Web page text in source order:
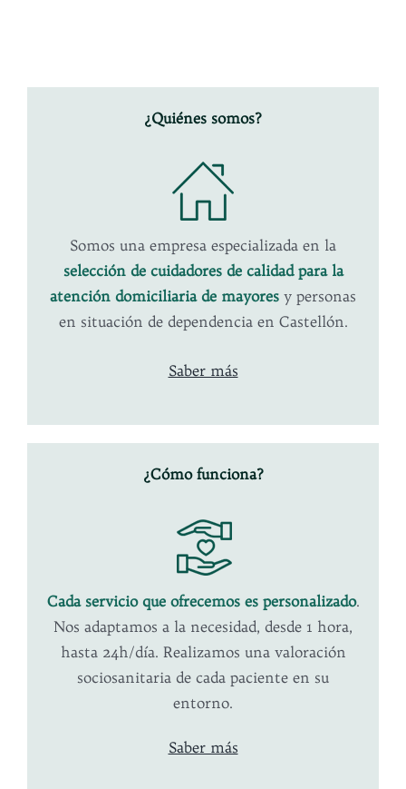
¿Quiénes somos?
Somos una empresa especializada en la
selección de cuidadores de calidad para la
atención domiciliaria de mayores y personas
en situación de dependencia en Castellón.
Saber más
¿Cómo funciona?
Cada servicio que ofrecemos es personalizado.
Nos adaptamos a la necesidad, desde 1 hora,
hasta 24h/día. Realizamos una valoración
sociosanitaria de cada paciente en su
entorno.
Saber más